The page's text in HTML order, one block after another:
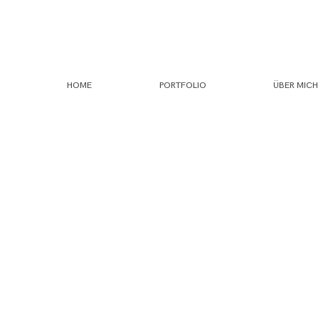
HOME PORTFOLIO ÜBER MICH